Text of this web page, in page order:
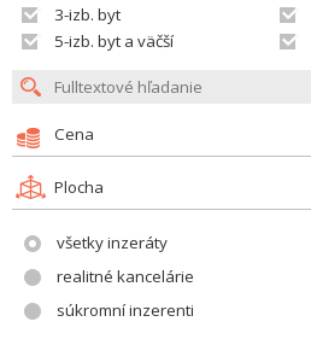
3-izb. byt
5-izb. byt a väčší
Cena
Plocha
všetky inzeráty
realitné kancelárie
súkromní inzerenti